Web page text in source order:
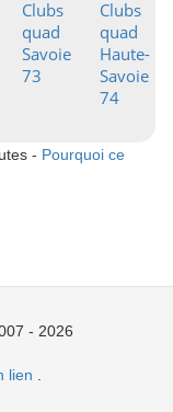
Clubs
quad
Savoie
73
Clubs
quad
Haute-
Savoie
74
- Pourquoi ce
- 2026
lien